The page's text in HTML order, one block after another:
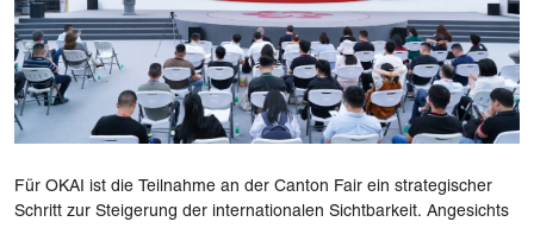
Für OKAI ist die Teilnahme an der Canton Fair ein strategischer
Schritt zur Steigerung der internationalen Sichtbarkeit. Angesichts